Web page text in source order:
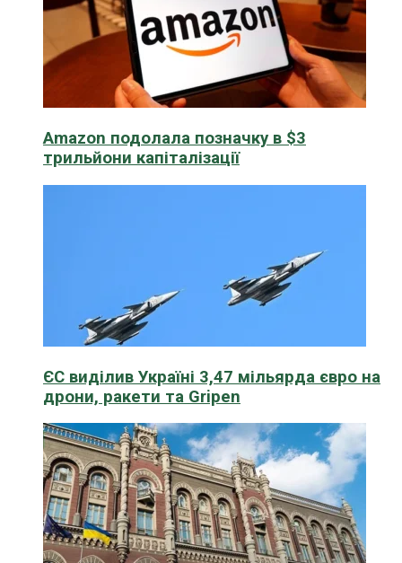
Amazon подолала позначку в $3
трильйони капіталізації
ЄС виділив Україні 3,47 мільярда євро на
дрони, ракети та Gripen